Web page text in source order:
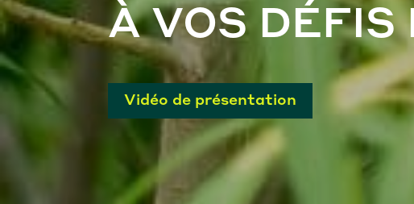
À VOS
Vidéo de présentation